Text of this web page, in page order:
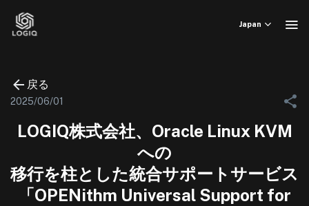
Japan
戻る
2025/06/01
LOGIQ株式会社、Oracle Linux KVM
への
移行を柱とした統合サポートサービス
「OPENithm Universal Support for